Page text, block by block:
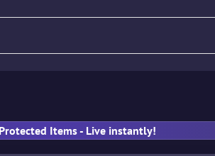
Items - Live instantly!